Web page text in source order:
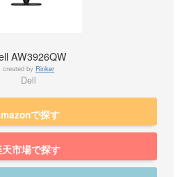
AW3926QW
created by Rinker
Dell
で探す
市場で探す